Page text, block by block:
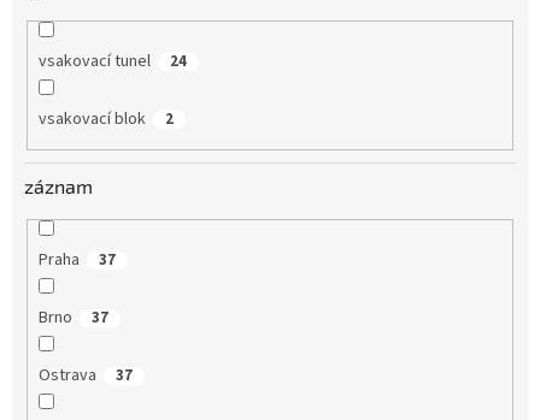
vsakovací tunel 24
vsakovací blok 2
záznam
Praha 37
Brno 37
Ostrava 37